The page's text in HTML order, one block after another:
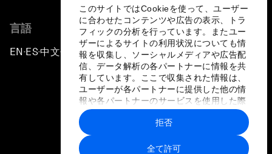
このサイトではCookieを使って、ユーザー
に合わせたコンテンツや広告の表示、トラ
フィックの分析を行っています。またユー
ザーによるサイトの利用状況についても情
報を収集し、ソーシャルメディアや広告配
信、データ解析の各パートナーに情報を共
有しています。ここで収集された情報は、
ユーザーが各パートナーに提供した他の情
報や各パートナーのサービスを使用した際
に収集された情報と組み合わされ、各パー
トナーによって使用されることがありま
す。
全て許可
拒否
言語
EN ▪ES▪中文▪ 日本語
プライバシーポリシーと利用規約